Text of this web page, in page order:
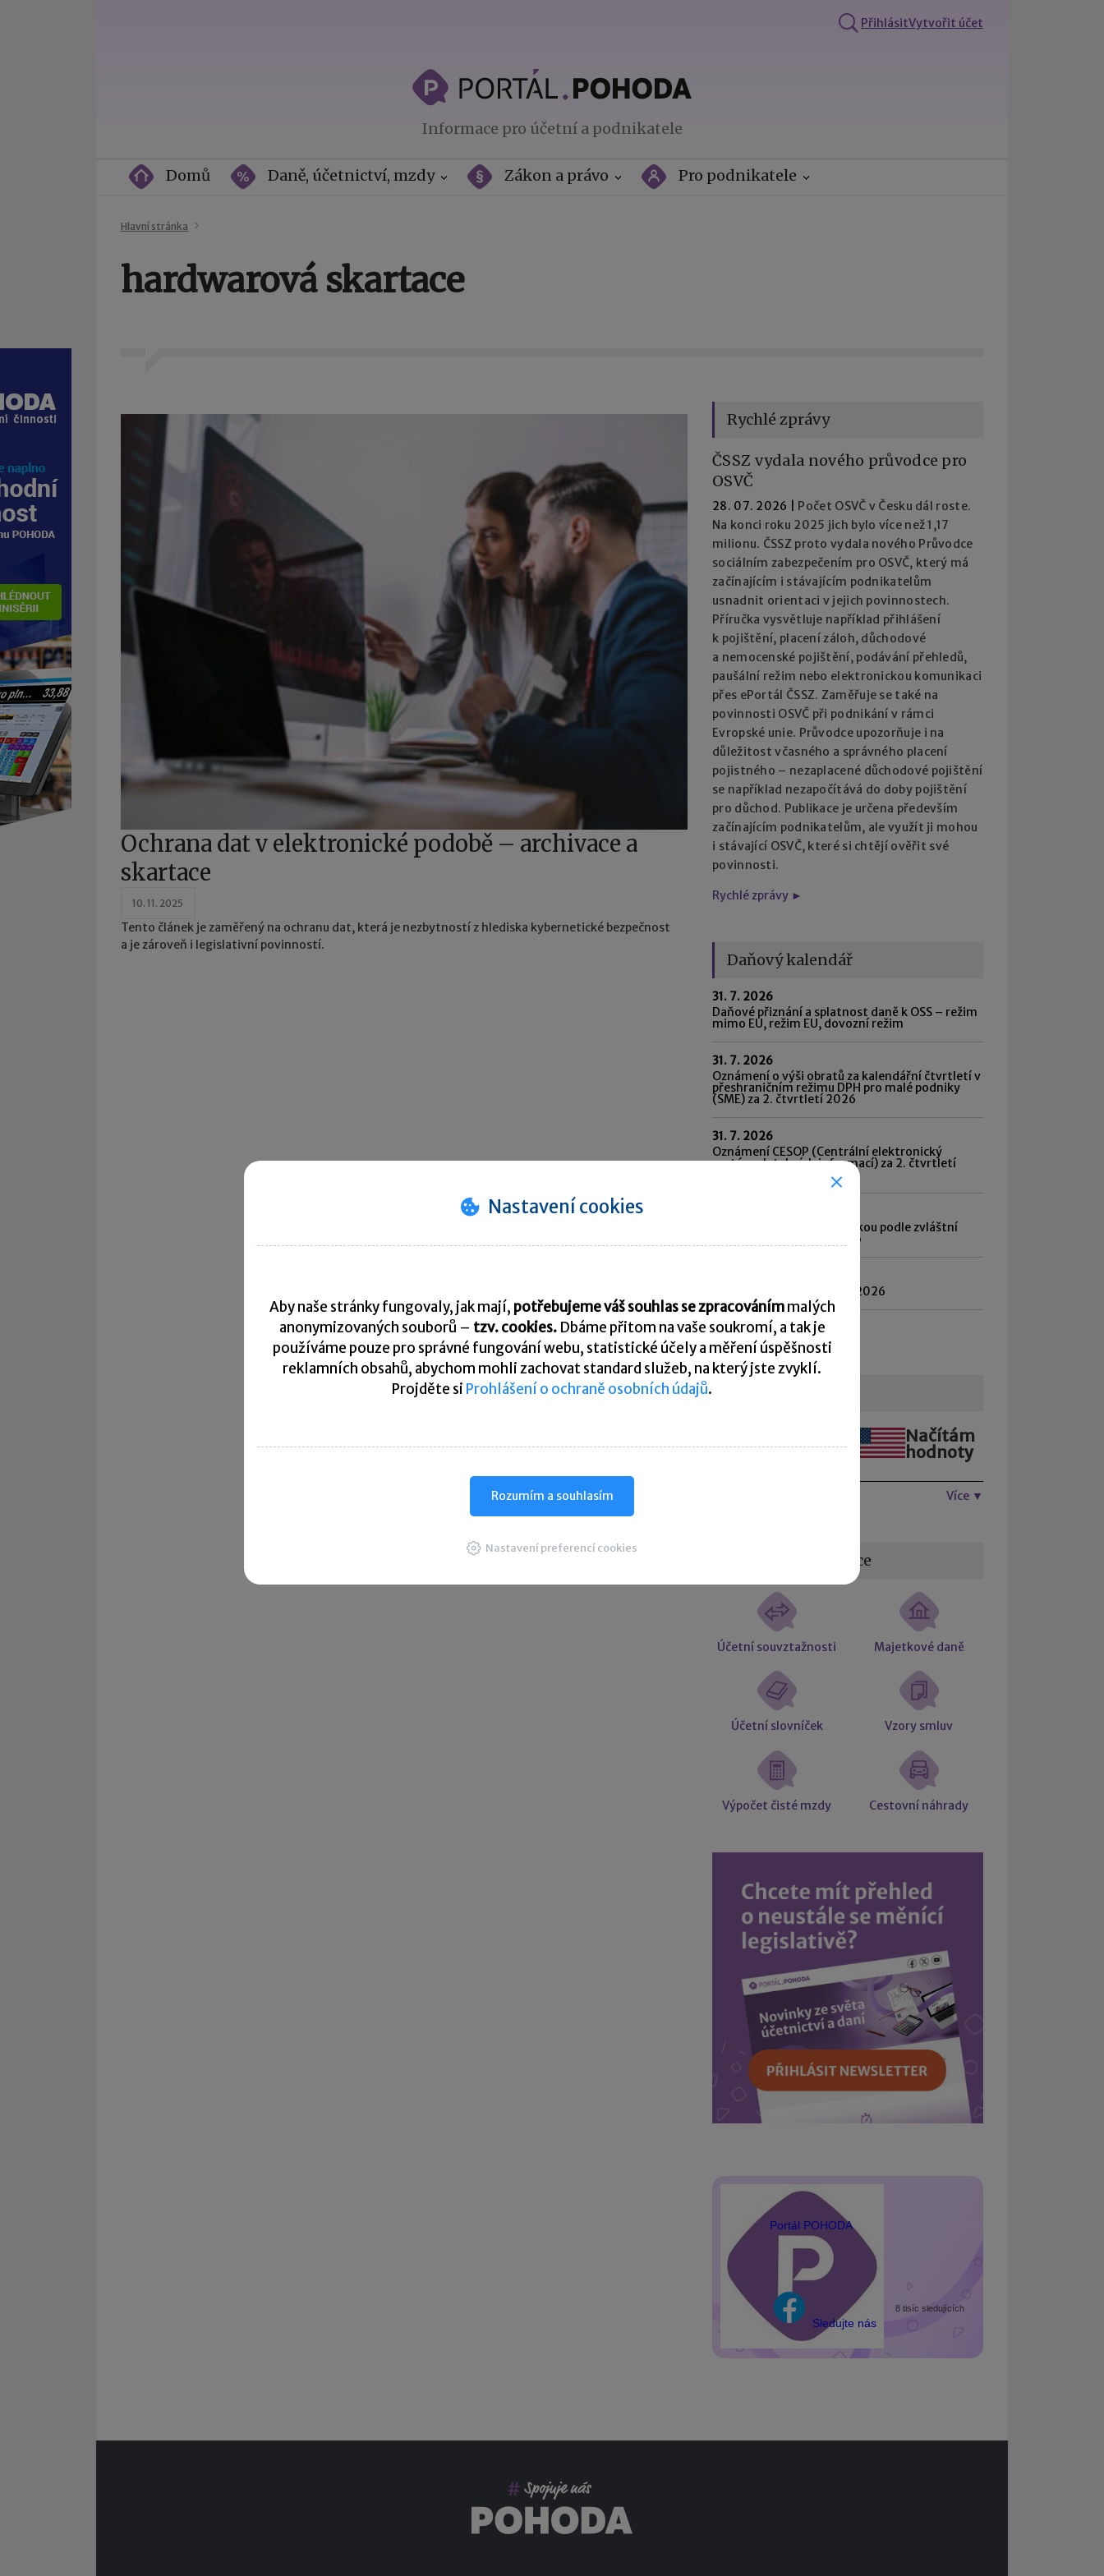
PřihlásitVytvořit účet
Informace pro účetní a podnikatele
Domů Daně, účetnictví, mzdy Zákon a právo Pro podnikatele
Hlavní stránka
hardwarová skartace
Ochrana dat v elektronické podobě – archivace a
skartace
10. 11. 2025
Tento článek je zaměřený na ochranu dat, která je nezbytností z hlediska kybernetické bezpečnost
a je zároveň i legislativní povinností.
Rychlé zprávy
ČSSZ vydala nového průvodce pro
OSVČ
28. 07. 2026
Počet OSVČ v Česku dál roste.
Na konci roku 2025 jich bylo více než 1,17
milionu. ČSSZ proto vydala nového Průvodce
sociálním zabezpečením pro OSVČ, který má
začínajícím i stávajícím podnikatelům
usnadnit orientaci v jejich povinnostech.
Příručka vysvětluje například přihlášení
k pojištění, placení záloh, důchodové
a nemocenské pojištění, podávání přehledů,
paušální režim nebo elektronickou komunikaci
přes ePortál ČSSZ. Zaměřuje se také na
povinnosti OSVČ při podnikání v rámci
Evropské unie. Průvodce upozorňuje i na
důležitost včasného a správného placení
pojistného – nezaplacené důchodové pojištění
se například nezapočítává do doby pojištění
pro důchod. Publikace je určena především
začínajícím podnikatelům, ale využít ji mohou
i stávající OSVČ, které si chtějí ověřit své
povinnosti.
Rychlé zprávy ►
Daňový kalendář
31. 7. 2026
Daňové přiznání a splatnost daně k OSS – režim
mimo EU, režim EU, dovozní režim
31. 7. 2026
Oznámení o výši obratů za kalendářní čtvrtletí v
přeshraničním režimu DPH pro malé podniky
(SME) za 2. čtvrtletí 2026
31. 7. 2026
Oznámení CESOP (Centrální elektronický
systém platebních informací) za 2. čtvrtletí
Odvod daně vybírané srážkou podle zvláštní
sazby daně za červen 2026
Splatnost daně za červen 2026
Přehled všech termínů ►
hodnoty
Načítám
hodnoty
Více ▼
Užitečné informace
Účetní souvztažnosti Majetkové daně
Účetní slovníček Vzory smluv
Výpočet čisté mzdy Cestovní náhrady
Portál POHODA
Sledujte nás
8 tisíc sledujících
Nastavení cookies
Aby naše stránky fungovaly, jak mají, potřebujeme váš souhlas se zpracovánímmalých
anonymizovaných souborů – tzv. cookies. Dbáme přitom na vaše soukromí, a tak je
používáme pouze pro správné fungování webu, statistické účely a měření úspěšnosti
reklamních obsahů, abychom mohli zachovat standard služeb, na který jste zvyklí.
Projděte si Prohlášení o ochraně osobních údajů.
Rozumím a souhlasím
Nastavení preferencí cookies